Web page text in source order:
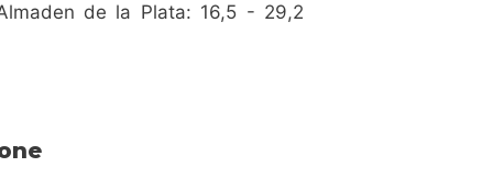
de la Plata: 16,5 - 29,2